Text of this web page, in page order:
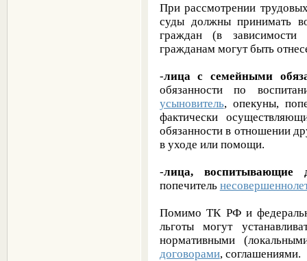
При рассмотрении
суды должны принимать
граждан (в
гражданам могут быть
-лица с семейными
обязанности по
усыновитель, опекуны,
фактически
обязанности в отношении
в уходе или помощи.
-лица, воспитывающие
попечитель
Помимо ТК РФ и
льготы могут
нормативными
договорами, соглашениями.